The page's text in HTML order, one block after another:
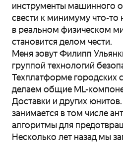
инструменты машинного
свести к минимуму что-то
в реальном физическом
становится делом чести.
Меня зовут Филипп
группой технологий
Техплатформе городских
делаем общие ML-
Доставки и других
занимается в том числе
алгоритмы для
Несколько лет назад мы